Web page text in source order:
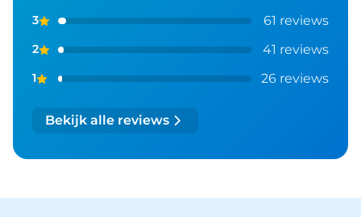
3 61 reviews
2 41 reviews
1 26 reviews
Bekijk alle reviews